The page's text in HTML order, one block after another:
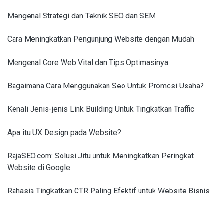
Mengenal Strategi dan Teknik SEO dan SEM
Cara Meningkatkan Pengunjung Website dengan Mudah
Mengenal Core Web Vital dan Tips Optimasinya
Bagaimana Cara Menggunakan Seo Untuk Promosi Usaha?
Kenali Jenis-jenis Link Building Untuk Tingkatkan Traffic
Apa itu UX Design pada Website?
RajaSEO.com: Solusi Jitu untuk Meningkatkan Peringkat
Website di Google
Rahasia Tingkatkan CTR Paling Efektif untuk Website Bisnis